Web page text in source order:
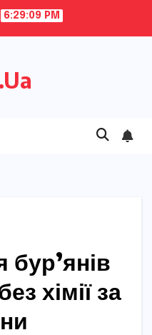
6:29:10 PM
бур’янів
хімії за